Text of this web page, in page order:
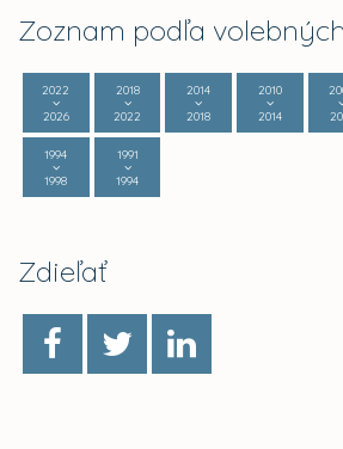
Zoznam podľa
2022
2026
2018
2022
2014
2018
2010
2014
1994
1998
1991
1994
Zdieľať